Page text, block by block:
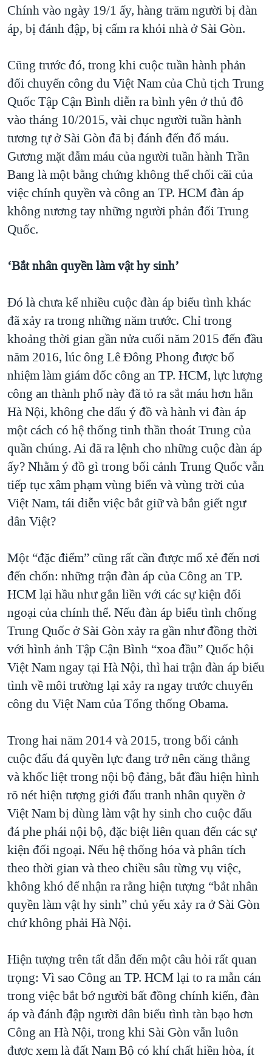
Chính vào ngày 19/1 ấy, hàng trăm người bị đàn
áp, bị đánh đập, bị cấm ra khỏi nhà ở Sài Gòn.
Cũng trước đó, trong khi cuộc tuần hành phản
đối chuyến công du Việt Nam của Chủ tịch Trung
Quốc Tập Cận Bình diễn ra bình yên ở thủ đô
vào tháng 10/2015, vài chục người tuần hành
tương tự ở Sài Gòn đã bị đánh đến đổ máu.
Gương mặt đẫm máu của người tuần hành Trần
Bang là một bằng chứng không thể chối cãi của
việc chính quyền và công an TP. HCM đàn áp
không nương tay những người phản đối Trung
Quốc.
‘Bắt nhân quyền làm vật hy sinh’
Đó là chưa kể nhiều cuộc đàn áp biểu tình khác
đã xảy ra trong những năm trước. Chỉ trong
khoảng thời gian gần nửa cuối năm 2015 đến đầu
năm 2016, lúc ông Lê Đông Phong được bổ
nhiệm làm giám đốc công an TP. HCM, lực lượng
công an thành phố này đã tỏ ra sắt máu hơn hẳn
Hà Nội, không che dấu ý đồ và hành vi đàn áp
một cách có hệ thống tinh thần thoát Trung của
quần chúng. Ai đã ra lệnh cho những cuộc đàn áp
ấy? Nhằm ý đồ gì trong bối cảnh Trung Quốc vẫn
tiếp tục xâm phạm vùng biển và vùng trời của
Việt Nam, tái diễn việc bắt giữ và bắn giết ngư
dân Việt?
Một “đặc điểm” cũng rất cần được mổ xẻ đến nơi
đến chốn: những trận đàn áp của Công an TP.
HCM lại hầu như gắn liền với các sự kiện đối
ngoại của chính thể. Nếu đàn áp biểu tình chống
Trung Quốc ở Sài Gòn xảy ra gần như đồng thời
với hình ảnh Tập Cận Bình “xoa đầu” Quốc hội
Việt Nam ngay tại Hà Nội, thì hai trận đàn áp biểu
tình về môi trường lại xảy ra ngay trước chuyến
công du Việt Nam của Tổng thống Obama.
Trong hai năm 2014 và 2015, trong bối cảnh
cuộc đấu đá quyền lực đang trở nên căng thẳng
và khốc liệt trong nội bộ đảng, bắt đầu hiện hình
rõ nét hiện tượng giới đấu tranh nhân quyền ở
Việt Nam bị dùng làm vật hy sinh cho cuộc đấu
đá phe phái nội bộ, đặc biệt liên quan đến các sự
kiện đối ngoại. Nếu hệ thống hóa và phân tích
theo thời gian và theo chiều sâu từng vụ việc,
không khó để nhận ra rằng hiện tượng “bắt nhân
quyền làm vật hy sinh” chủ yếu xảy ra ở Sài Gòn
chứ không phải Hà Nội.
Hiện tượng trên tất dẫn đến một câu hỏi rất quan
trọng: Vì sao Công an TP. HCM lại to ra mẫn cán
trong việc bắt bớ người bất đồng chính kiến, đàn
áp và đánh đập người dân biểu tình tàn bạo hơn
Công an Hà Nội, trong khi Sài Gòn vẫn luôn
được xem là đất Nam Bộ có khí chất hiền hòa, ít